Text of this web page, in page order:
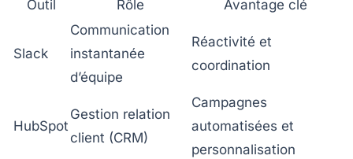
Outil Rôle Avantage clé
Slack
Communication
instantanée
d’équipe
Réactivité et
coordination
HubSpot
Gestion relation
client (CRM)
Campagnes
automatisées et
personnalisation